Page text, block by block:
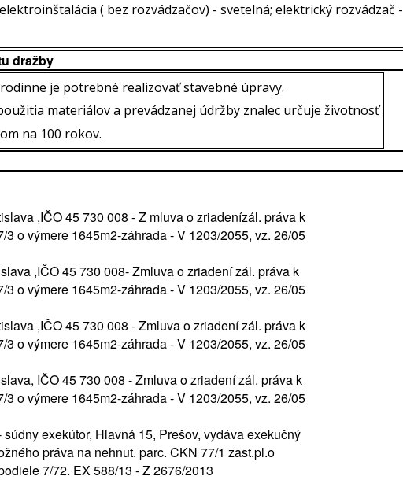
( bez rozvádzačov) - svetelná; elektrický rozvádzač -
dražby
je potrebné realizovať stavebné úpravy.
materiálov a prevádzanej údržby znalec určuje životnosť
na 100 rokov.
,IČO 45 730 008 - Z mluva o zriadenízál. práva k
o výmere 1645m2-záhrada - V 1203/2055, vz. 26/05
,IČO 45 730 008- Zmluva o zriadení zál. práva k
o výmere 1645m2-záhrada - V 1203/2055, vz. 26/05
,IČO 45 730 008 - Zmluva o zriadení zál. práva k
o výmere 1645m2-záhrada - V 1203/2055, vz. 26/05
IČO 45 730 008 - Zmluva o zriadení zál. práva k
o výmere 1645m2-záhrada - V 1203/2055, vz. 26/05
exekútor, Hlavná 15, Prešov, vydáva exekučný
práva na nehnut. parc. CKN 77/1 zast.pl.o
7/72. EX 588/13 - Z 2676/2013